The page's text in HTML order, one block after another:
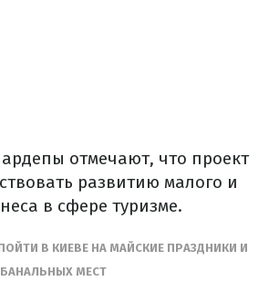
отмечают, что проект
развитию малого и
в сфере туризме.
В КИЕВЕ НА МАЙСКИЕ ПРАЗДНИКИ И
МЕСТ